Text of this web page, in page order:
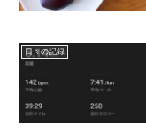
日々の記録